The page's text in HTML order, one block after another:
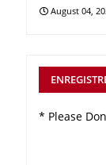
August 04,
* Please